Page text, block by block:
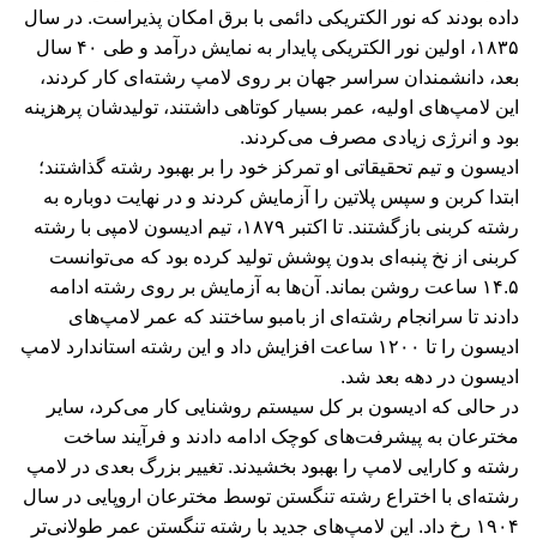
داده بودند که نور الکتریکی دائمی با برق امکان پذیراست. در سال
۱۸۳۵، اولین نور الکتریکی پایدار به نمایش درآمد و طی ۴۰ سال
بعد، دانشمندان سراسر جهان بر روی لامپ رشته‌ای کار کردند،
این لامپ‌های اولیه، عمر بسیار کوتاهی داشتند، تولیدشان پرهزینه
بود و انرژی زیادی مصرف می‌کردند.
ادیسون و تیم تحقیقاتی او تمرکز خود را بر بهبود رشته گذاشتند؛
ابتدا کربن و سپس پلاتین را آزمایش کردند و در نهایت دوباره به
رشته کربنی بازگشتند. تا اکتبر ۱۸۷۹، تیم ادیسون لامپی با رشته
کربنی از نخ پنبه‌ای بدون پوشش تولید کرده بود که می‌توانست
۱۴.۵ ساعت روشن بماند. آن‌ها به آزمایش بر روی رشته ادامه
دادند تا سرانجام رشته‌ای از بامبو ساختند که عمر لامپ‌های
ادیسون را تا ۱۲۰۰ ساعت افزایش داد و این رشته استاندارد لامپ
ادیسون در دهه بعد شد.
در حالی که ادیسون بر کل سیستم روشنایی کار می‌کرد، سایر
مخترعان به پیشرفت‌های کوچک ادامه دادند و فرآیند ساخت
رشته و کارایی لامپ را بهبود بخشیدند. تغییر بزرگ بعدی در لامپ
رشته‌ای با اختراع رشته تنگستن توسط مخترعان اروپایی در سال
۱۹۰۴ رخ داد. این لامپ‌های جدید با رشته تنگستن عمر طولانی‌تر